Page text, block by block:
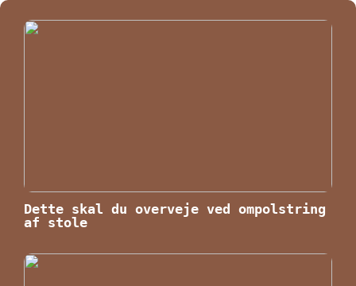
Dette skal du overveje ved ompolstring
af stole